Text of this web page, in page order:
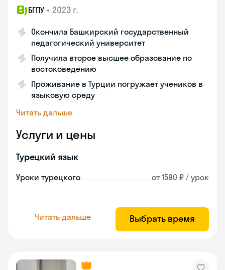
БГПУ • 2023 г.
Окончила Башкирский государственный
педагогический университет
Получила второе высшее образование по
востоковедению
Проживание в Турции погружает учеников в
языковую среду
Читать дальше
Услуги и цены
Турецкий язык
Уроки турецкого от 1590 ₽ / урок
Читать дальше Выбрать время